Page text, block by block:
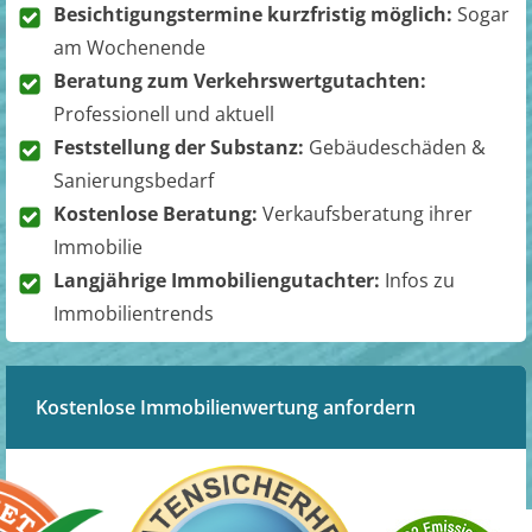
Besichtigungstermine kurzfristig möglich: Sogar
am Wochenende
Beratung zum Verkehrswertgutachten:
Professionell und aktuell
Feststellung der Substanz: Gebäudeschäden &
Sanierungsbedarf
Kostenlose Beratung: Verkaufsberatung ihrer
Immobilie
Langjährige Immobiliengutachter: Infos zu
Immobilientrends
Kostenlose Immobilienwertung anfordern